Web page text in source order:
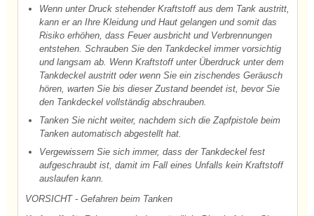
Wenn unter Druck stehender Kraftstoff aus dem Tank austritt,
kann er an Ihre Kleidung und Haut gelangen und somit das
Risiko erhöhen, dass Feuer ausbricht und Verbrennungen
entstehen. Schrauben Sie den Tankdeckel immer vorsichtig
und langsam ab. Wenn Kraftstoff unter Überdruck unter dem
Tankdeckel austritt oder wenn Sie ein zischendes Geräusch
hören, warten Sie bis dieser Zustand beendet ist, bevor Sie
den Tankdeckel vollständig abschrauben.
Tanken Sie nicht weiter, nachdem sich die Zapfpistole beim
Tanken automatisch abgestellt hat.
Vergewissern Sie sich immer, dass der Tankdeckel fest
aufgeschraubt ist, damit im Fall eines Unfalls kein Kraftstoff
auslaufen kann.
VORSICHT - Gefahren beim Tanken